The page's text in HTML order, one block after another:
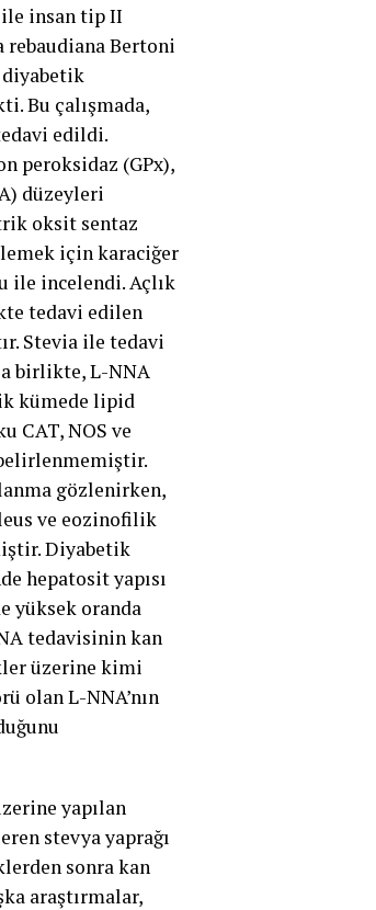
insan tip II
Bertoni
diyabetik
Bu çalışmada,
edildi.
peroksidaz (GPx),
düzeyleri
oksit sentaz
için karaciğer
ile incelendi. Açlık
tedavi edilen
Stevia ile tedavi
birlikte, L-NNA
kümede lipid
CAT, NOS ve
gözlenirken,
ve eozinofilik
Diyabetik
hepatosit yapısı
yüksek oranda
tedavisinin kan
üzerine kimi
olan L-NNA’nın
yapılan
stevya yaprağı
sonra kan
araştırmalar,